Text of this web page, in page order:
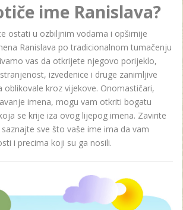
ime Ranislava?
ostati u ozbiljnim vodama i opširnije
Ranislava po tradicionalnom tumačenju
vas da otkrijete njegovo porijeklo,
izvedenice i druge zanimljive
oblikovale kroz vijekove. Onomastičari,
imena, mogu vam otkriti bogatu
se krije iza ovog lijepog imena. Zavirite
sve što vaše ime ima da vam
i precima koji su ga nosili.